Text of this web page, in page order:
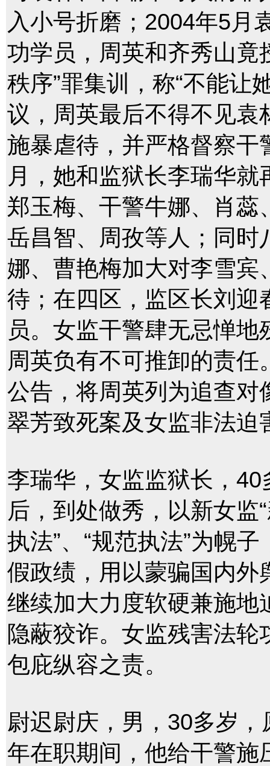
入小号折磨；2004年5月
功学员，周英和齐秀山竟
秩序”罪集训，称“不能让
议，周英最后不得不见
施暴虐待，并严格督察干
月，她和监狱长李瑞华
郑玉梅、干警牛娜、肖
岳昌智、周孜等人；同
娜、曹艳梅加大对李雪
待；在四区，监区长刘
员。女监干警肆无忌惮
周英负有不可推卸的责任
公告，将周英列为追查
翠芳致死案及女监非法
李瑞华，女监监狱长，
后，到处做秀，以新女监
执法”、“规范执法”为幌
假政绩，用以蒙骗国内
继续加大力度软硬兼施
隐蔽狡诈。女监残害法
包庇纵容之责。
尉迟尉庆，男，30多岁
年在职期间，他给干警